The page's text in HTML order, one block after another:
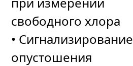
свободного хлора
• Сигнализирование
опустошения